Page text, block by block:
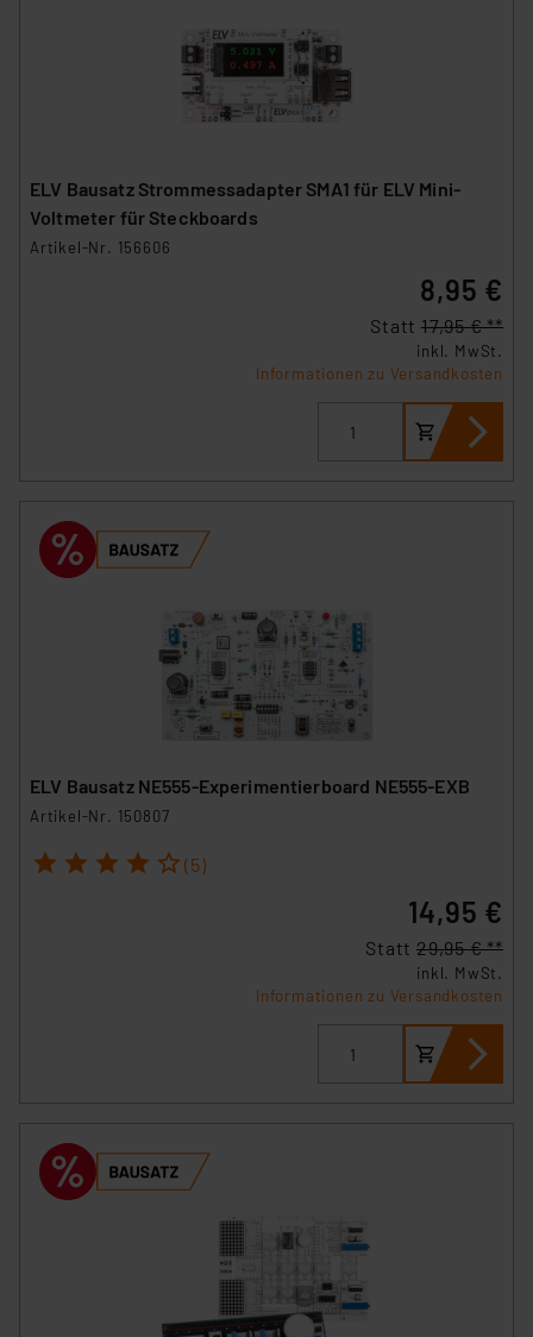
ELV Bausatz Strommessadapter SMA1 für ELV Mini-
Voltmeter für Steckboards
Artikel-Nr. 156606
8,95 €
Statt 17,95 € **
inkl. MwSt.
Informationen zu Versandkosten
ELV Bausatz NE555-Experimentierboard NE555-EXB
Artikel-Nr. 150807
1 2 3 4 5 (5)
14,95 €
Statt 29,95 € **
inkl. MwSt.
Informationen zu Versandkosten